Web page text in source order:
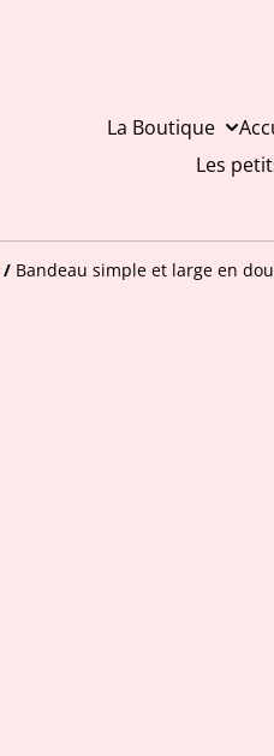
La Boutique
Les
/ Bandeau simple et large en